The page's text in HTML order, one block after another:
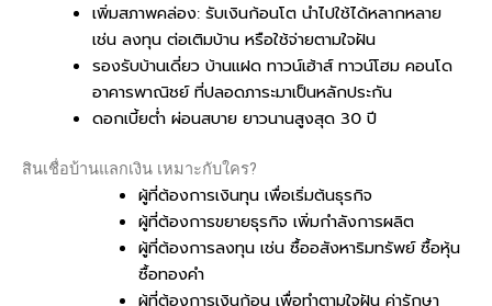
เพิ่มสภาพคล่อง: รับเงินก้อนโต นำไปใช้ได้หลากหลาย
เช่น ลงทุน ต่อเติมบ้าน หรือใช้จ่ายตามใจฝัน
รองรับบ้านเดี่ยว บ้านแฝด ทาวน์เฮ้าส์ ทาวน์โฮม คอนโด
อาคารพาณิชย์ ที่ปลอดภาระมาเป็นหลักประกัน
ดอกเบี้ยต่ำ ผ่อนสบาย ยาวนานสูงสุด 30 ปี
สินเชื่อบ้านแลกเงิน เหมาะกับใคร?
ผู้ที่ต้องการเงินทุน เพื่อเริ่มต้นธุรกิจ
ผู้ที่ต้องการขยายธุรกิจ เพิ่มกำลังการผลิต
ผู้ที่ต้องการลงทุน เช่น ซื้ออสังหาริมทรัพย์ ซื้อหุ้น
ซื้อทองคำ
ผู้ที่ต้องการเงินก้อน เพื่อทำตามใจฝัน ค่ารักษา